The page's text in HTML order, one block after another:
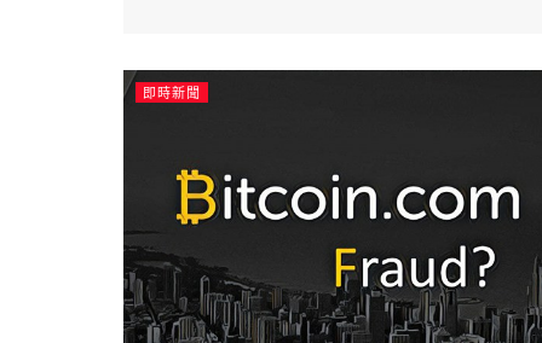
即時新聞